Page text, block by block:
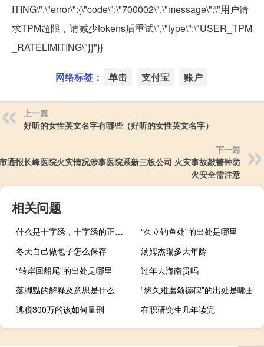
ITING\",\"error\":{\"code\":\"700002\",\"message\":\"用户请
求TPM超限，请减少tokens后重试\",\"type\":\"USER_TPM
_RATELIMITING\"}}"}}
网络标签： 单击 支付宝 账户
上一篇
好听的女性英文名字有哪些（好听的女性英文名字）
下一篇
通报长峰医院火灾情况涉事医院系新三板公司 火灾事故敲警钟防
火安全需注意
相关问题
什么是十字绣，十字绣的正确绣法是怎样绣的？
“久立钓鱼处”的出处是哪里
冬天自己做包子怎么保存
汤姆杰瑞多大年龄
“转岸回船尾”的出处是哪里
过年去海南贵吗
落脚點的解释及意思是什么
“悠久难磨颂德碑”的出处是哪里
逃税300万的该如何量刑
在职研究生几年读完
关于初心的诗句有哪些